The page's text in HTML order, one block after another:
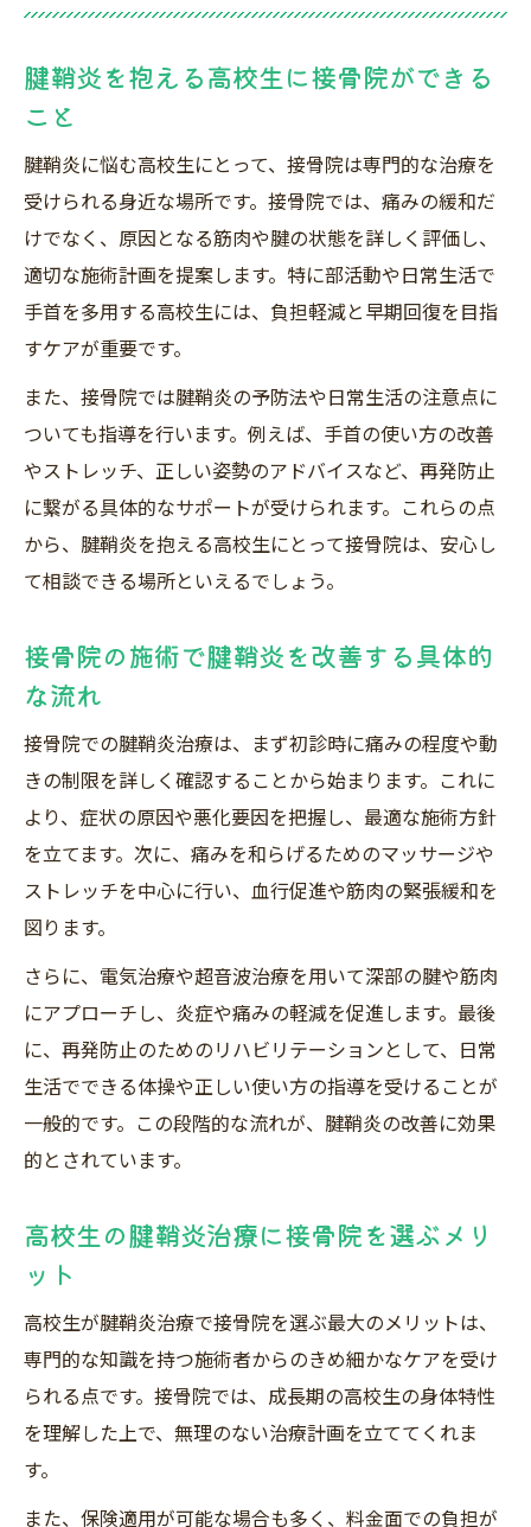
腱鞘炎を抱える高校生に接骨院ができる
こと
腱鞘炎に悩む高校生にとって、接骨院は専門的な治療を
受けられる身近な場所です。接骨院では、痛みの緩和だ
けでなく、原因となる筋肉や腱の状態を詳しく評価し、
適切な施術計画を提案します。特に部活動や日常生活で
手首を多用する高校生には、負担軽減と早期回復を目指
すケアが重要です。
また、接骨院では腱鞘炎の予防法や日常生活の注意点に
ついても指導を行います。例えば、手首の使い方の改善
やストレッチ、正しい姿勢のアドバイスなど、再発防止
に繋がる具体的なサポートが受けられます。これらの点
から、腱鞘炎を抱える高校生にとって接骨院は、安心し
て相談できる場所といえるでしょう。
接骨院の施術で腱鞘炎を改善する具体的
な流れ
接骨院での腱鞘炎治療は、まず初診時に痛みの程度や動
きの制限を詳しく確認することから始まります。これに
より、症状の原因や悪化要因を把握し、最適な施術方針
を立てます。次に、痛みを和らげるためのマッサージや
ストレッチを中心に行い、血行促進や筋肉の緊張緩和を
図ります。
さらに、電気治療や超音波治療を用いて深部の腱や筋肉
にアプローチし、炎症や痛みの軽減を促進します。最後
に、再発防止のためのリハビリテーションとして、日常
生活でできる体操や正しい使い方の指導を受けることが
一般的です。この段階的な流れが、腱鞘炎の改善に効果
的とされています。
高校生の腱鞘炎治療に接骨院を選ぶメリ
ット
高校生が腱鞘炎治療で接骨院を選ぶ最大のメリットは、
専門的な知識を持つ施術者からのきめ細かなケアを受け
られる点です。接骨院では、成長期の高校生の身体特性
を理解した上で、無理のない治療計画を立ててくれま
す。
また、保険適用が可能な場合も多く、料金面での負担が